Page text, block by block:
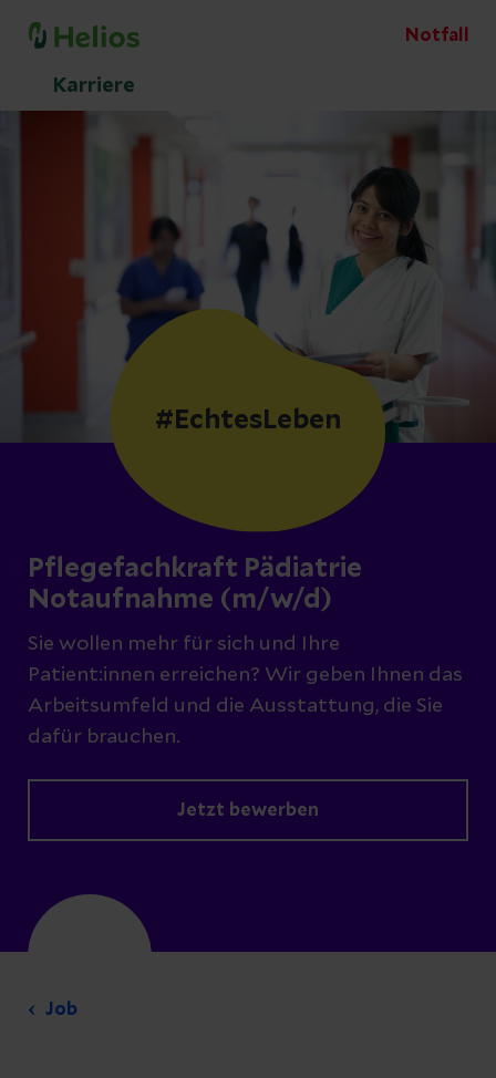
Notfall
Karriere
Pflegefachkraft Pädiatrie
Notaufnahme (m/w/d)
Sie wollen mehr für sich und Ihre
Patient:innen erreichen? Wir geben Ihnen das
Arbeitsumfeld und die Ausstattung, die Sie
dafür brauchen.
Jetzt bewerben
#EchtesLeben
Job